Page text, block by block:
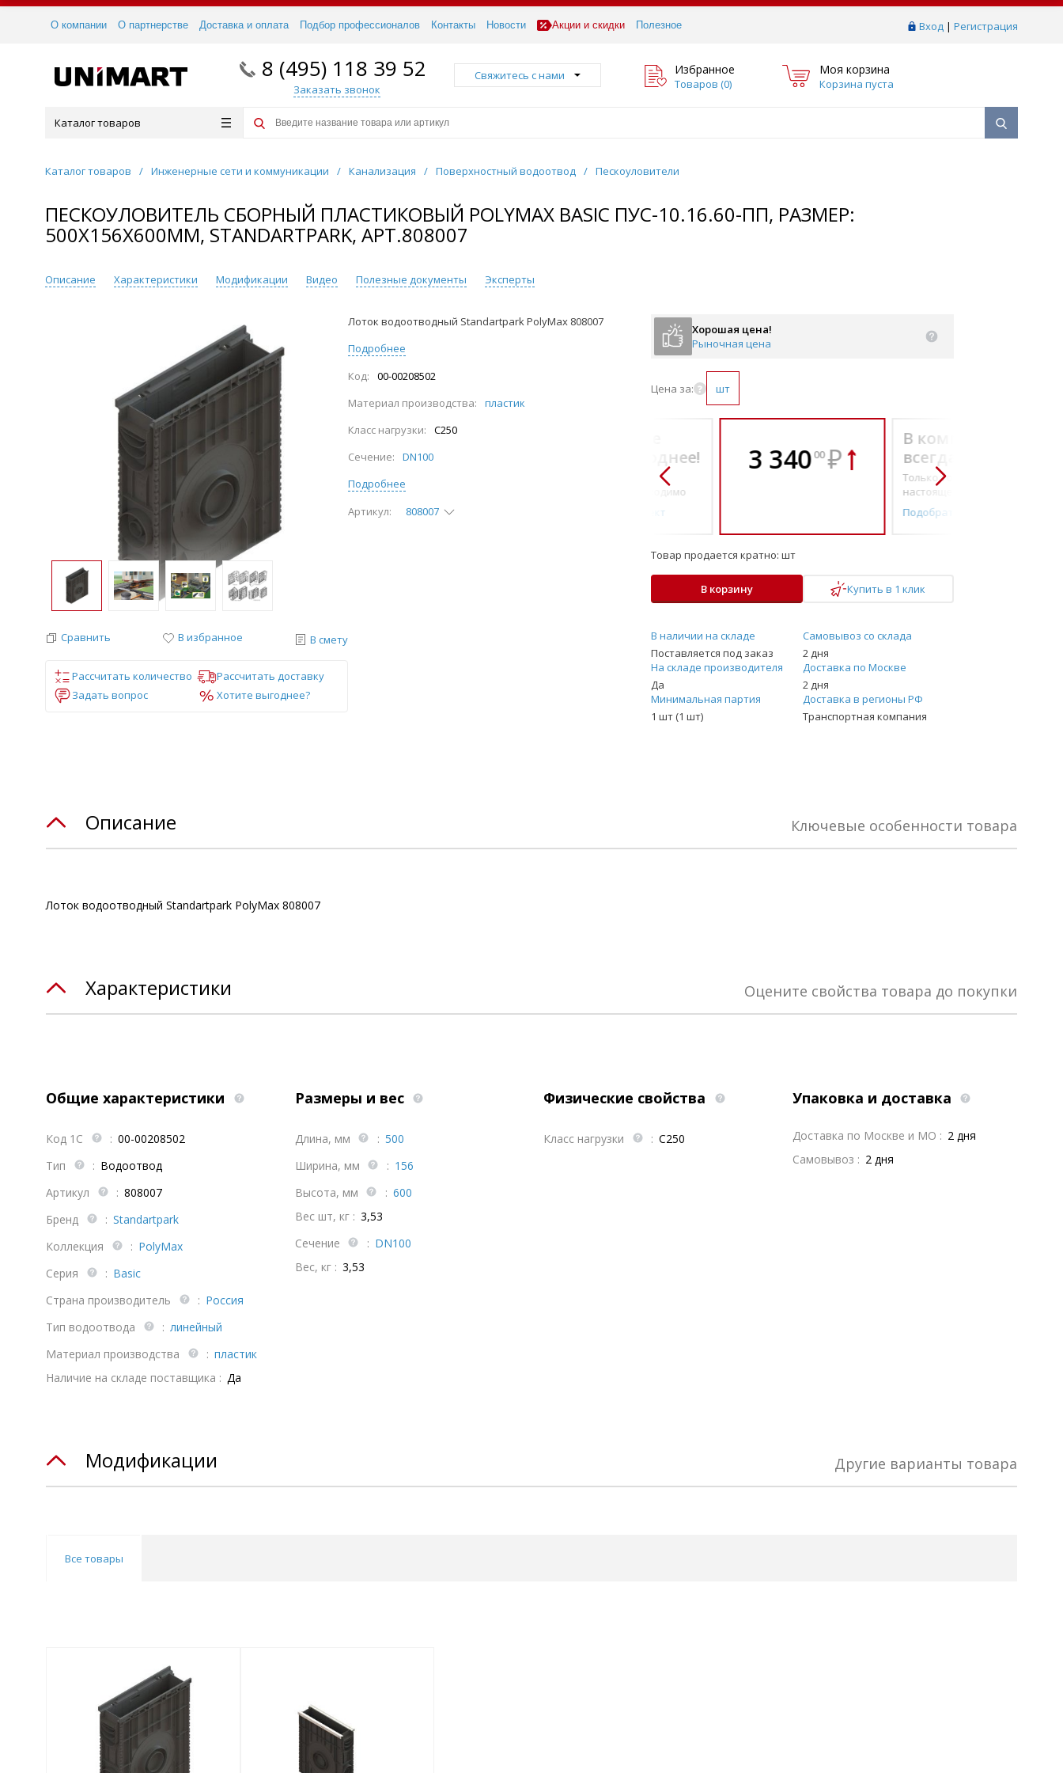
Вход | Регистрация
О компании О партнерстве Доставка и оплата Подбор профессионалов Контакты Новости Акции и скидки Полезное
8 (495) 118 39 52
Заказать звонок
Свяжитесь с нами Избранное
Товаров (0)
Моя корзина
Корзина пуста
Каталог товаров
Каталог товаров / Инженерные сети и коммуникации / Канализация / Поверхностный водоотвод / Пескоуловители
ПЕСКОУЛОВИТЕЛЬ СБОРНЫЙ ПЛАСТИКОВЫЙ POLYMAX BASIC ПУС-10.16.60-ПП, РАЗМЕР:
500Х156Х600ММ, STANDARTPARK, АРТ.808007
Описание Характеристики Модификации Видео Полезные документы Эксперты
Сравнить В избранное В смету
Рассчитать количество
Рассчитать доставку
Задать вопрос
Хотите выгоднее?
Лоток водоотводный Standartpark PolyMax 808007
Подробнее
Код:
00-00208502
Материал производства:
пластик
Класc нагрузки:
C250
Сечение:
DN100
Подробнее
Артикул:
808007
Хорошая цена!
Рыночная цена
Цена за: шт
всегда выгоднее!
настоящему необходимо
Подобрать комплект
3 34000 ₽
В комплекте
всегда выгоднее!
Только то, что по-
настоящему необходимо
Подобрать комплект
Товар продается кратно: шт
В корзину Купить в 1 клик
В наличии на складе
Поставляется под заказ
Самовывоз со склада
2 дня
На складе производителя
Да
Доставка по Москве
2 дня
Минимальная партия
1 шт (1 шт)
Доставка в регионы РФ
Транспортная компания
Ключевые особенности товара
Описание
Лоток водоотводный Standartpark PolyMax 808007
Оцените свойства товара до покупки
Характеристики
Общие характеристики
Код 1С : 00-00208502
Тип
: Водоотвод
Артикул
: 808007
Бренд
: Standartpark
Коллекция
: PolyMax
Серия
: Basic
Страна производитель
: Россия
Тип водоотвода
: линейный
Материал производства
: пластик
Наличие на складе поставщика : Да
Размеры и вес
Длина, мм : 500
Ширина, мм
: 156
Высота, мм
: 600
Вес шт, кг : 3,53
Сечение
: DN100
Вес, кг : 3,53
Физические свойства
Класc нагрузки : C250
Упаковка и доставка
Доставка по Москве и МО : 2 дня
Самовывоз : 2 дня
Другие варианты товара
Модификации
Все товары